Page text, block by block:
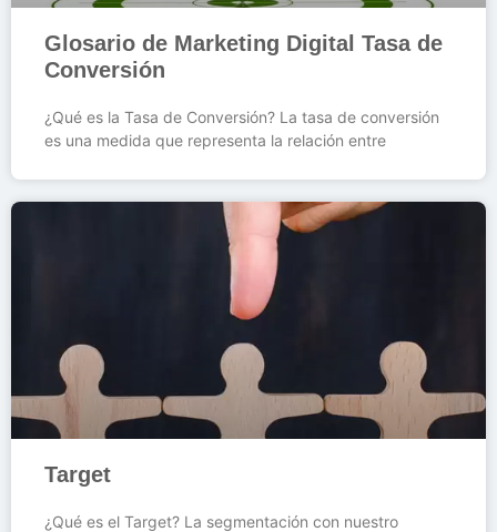
Glosario de Marketing Digital Tasa de
Conversión
¿Qué es la Tasa de Conversión? La tasa de conversión
es una medida que representa la relación entre
Target
¿Qué es el Target? La segmentación con nuestro